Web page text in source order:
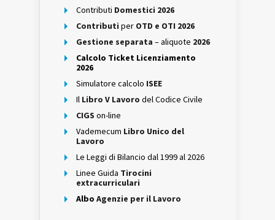
Contributi Domestici 2026
Contributi per OTD e OTI 2026
Gestione separata – aliquote 2026
Calcolo Ticket Licenziamento
2026
Simulatore calcolo ISEE
Il Libro V Lavoro del Codice Civile
CIGS on-line
Vademecum Libro Unico del
Lavoro
Le Leggi di Bilancio dal 1999 al 2026
Linee Guida Tirocini
extracurriculari
Albo Agenzie per il Lavoro